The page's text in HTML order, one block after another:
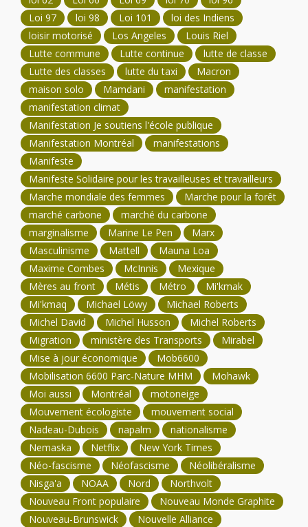
Loi 97
loi 98 Loi 101
loi des Indiens
loisir motorisé
Los Angeles
Louis Riel
Lutte commune
Lutte continue
lutte de classe
Lutte des classes
lutte du taxi
Macron
maison solo
Mamdani
manifestation
manifestation climat
Manifestation Je soutiens l'école publique
Manifestation Montréal
manifestations
Manifeste
Manifeste Solidaire pour les travailleuses et travailleurs
Marche mondiale des femmes
Marche pour la forêt
marché carbone
marché du carbone
marginalisme
Marine Le Pen
Marx
Masculinisme
Mattell
Mauna Loa
Maxime Combes
McInnis
Mexique
Mères au front
Métis Métro
Mi'kmak
Mi'kmaq
Michael Löwy
Michael Roberts
Michel David
Michel Husson
Michel Roberts
Migration
ministère des Transports
Mirabel
Mise à jour économique
Mob6600
Mobilisation 6600 Parc-Nature MHM
Mohawk
Moi aussi
Montréal
motoneige
Mouvement écologiste
mouvement social
Nadeau-Dubois
napalm
nationalisme
Nemaska
Netflix
New York Times
Néo-fascisme
Néofascisme
Néolibéralisme
Nisga'a
NOAA Nord
Northvolt
Nouveau Front populaire
Nouveau Monde Graphite
Nouveau-Brunswick
Nouvelle Alliance